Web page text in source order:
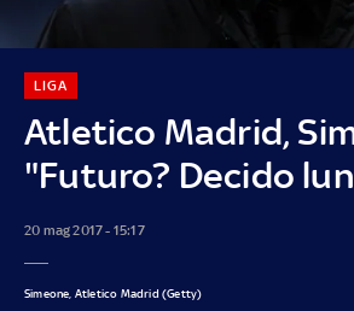
Atletico Madrid,
"Futuro? Decido
LIGA
20 mag 2017 - 15:17
Simeone, Atletico Madrid (Getty)